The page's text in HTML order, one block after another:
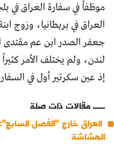
موظفاً في سفارة العراق في
العراق في بريطانيا، وزوج
جعفر الصدر ابن عم مقتدى
لندن، ولم يختلف الأمر
إذ عين سكرتير أول في
مقالات ذات صلة
العراق خارج "الفصل
الهشاشة